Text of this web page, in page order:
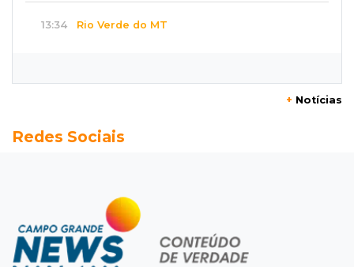
13:34 Rio Verde do MT
Hospital de Câncer inaugura 20 leitos de UTI e
Depoimento contraditório
Recém-nascida desaparecida foi entregue
para pagar dívida do pai com facção
+ Notícias
Redes Sociais